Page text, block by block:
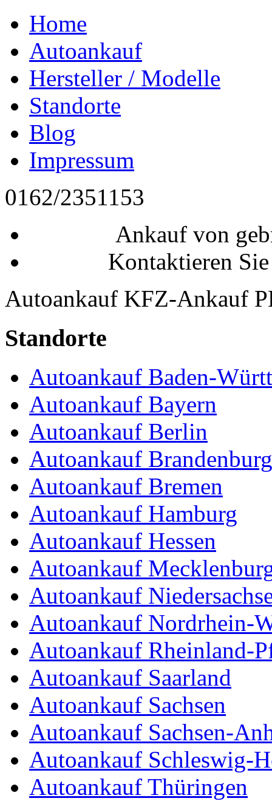
Home
Autoankauf
Hersteller / Modelle
Standorte
Blog
Impressum
0162/2351153
Ankauf von
Kontaktieren
Autoankauf KFZ-Ankauf
Standorte
Autoankauf Baden-
Autoankauf Bayern
Autoankauf Berlin
Autoankauf Brandenburg
Autoankauf Bremen
Autoankauf Hamburg
Autoankauf Hessen
Autoankauf
Autoankauf
Autoankauf Nordrhein-
Autoankauf Rheinland-
Autoankauf Saarland
Autoankauf Sachsen
Autoankauf Sachsen-
Autoankauf Schleswig-
Autoankauf Thüringen